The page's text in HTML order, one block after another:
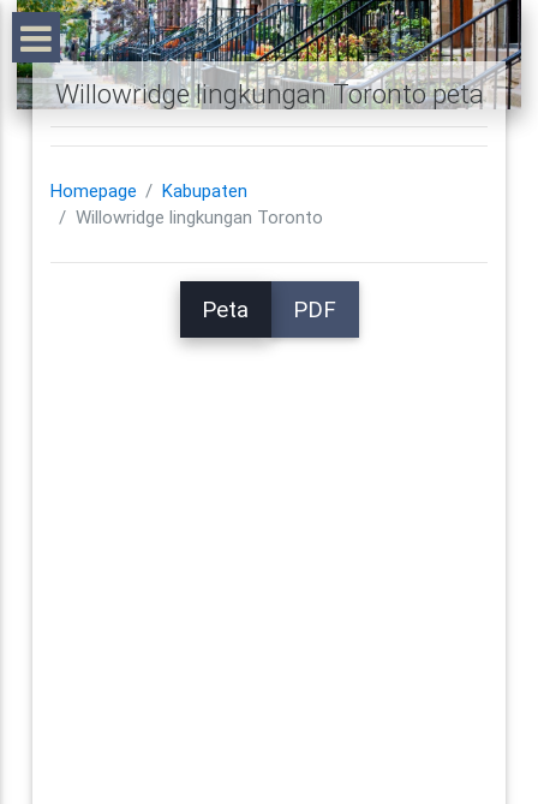
Willowridge lingkungan Toronto peta
Homepage
Kabupaten
Willowridge lingkungan Toronto
Peta PDF